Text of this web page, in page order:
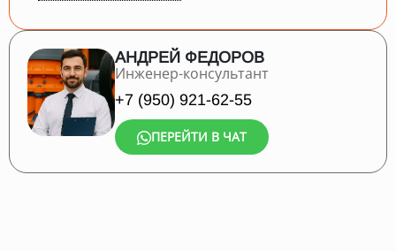
АНДРЕЙ ФЕДОРОВ
Инженер-консультант
+7 (950) 921-62-55
ПЕРЕЙТИ В ЧАТ